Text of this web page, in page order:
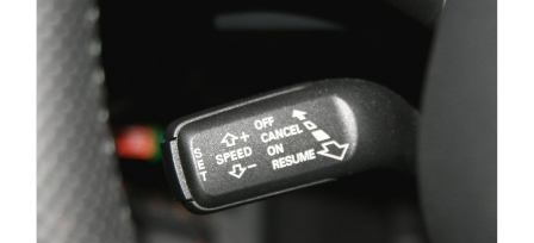
varianter.
vælges
på
varesiden